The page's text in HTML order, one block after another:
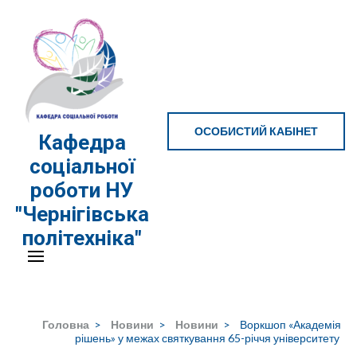
вмісту
(натисніть
Enter)
Кафедра
соціальної
роботи НУ
"Чернігівська
політехніка"
ОСОБИСТИЙ КАБІНЕТ
Головна > Новини > Новини >
Воркшоп «Академія
рішень» у межах святкування 65-річчя університету